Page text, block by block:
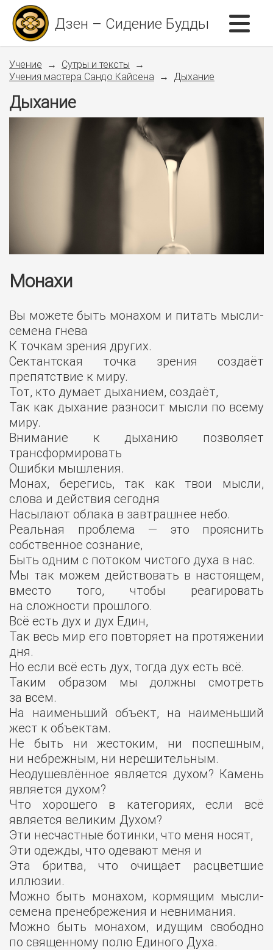
Дзен – Сидение Будды
Учение
Сутры и тексты
Учения мастера Сандо Кайсена
Дыхание
Дыхание
Монахи
Вы можете быть монахом и питать мысли-
семена гнева
К точкам зрения других.
Сектантская точка зрения создаёт
препятствие к миру.
Тот, кто думает дыханием, создаёт,
Так как дыхание разносит мысли по всему
миру.
Внимание к дыханию позволяет
трансформировать
Ошибки мышления.
Монах, берегись, так как твои мысли,
слова и действия сегодня
Насылают облака в завтрашнее небо.
Реальная проблема — это прояснить
собственное сознание,
Быть одним с потоком чистого духа в нас.
Мы так можем действовать в настоящем,
вместо того, чтобы реагировать
на сложности прошлого.
Всё есть дух и дух Един,
Так весь мир его повторяет на протяжении
дня.
Но если всё есть дух, тогда дух есть всё.
Таким образом мы должны смотреть
за всем.
На наименьший объект, на наименьший
жест к объектам.
Не быть ни жестоким, ни поспешным,
ни небрежным, ни нерешительным.
Неодушевлённое является духом? Камень
является духом?
Что хорошего в категориях, если всё
является великим Духом?
Эти несчастные ботинки, что меня носят,
Эти одежды, что одевают меня и
Эта бритва, что очищает расцветшие
иллюзии.
Можно быть монахом, кормящим мысли-
семена пренебрежения и невнимания.
Можно быть монахом, идущим свободно
по священному полю Единого Духа.